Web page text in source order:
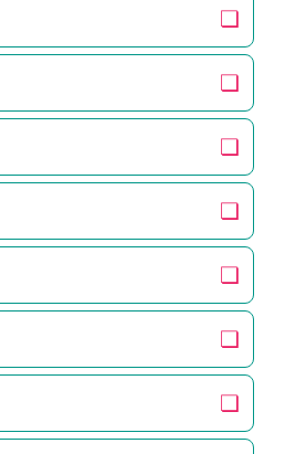
❏
❏
❏
❏
❏
❏
❏